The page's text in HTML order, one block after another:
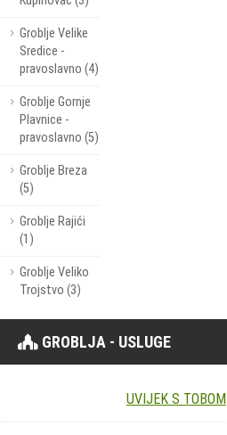
Groblje Velike
Sredice -
pravoslavno (4)
Groblje Gornje
Plavnice -
pravoslavno (5)
Groblje Breza
(5)
Groblje Rajići
(1)
Groblje Veliko
Trojstvo (3)
GROBLJA - USLUGE
UVIJEK S TOBOM